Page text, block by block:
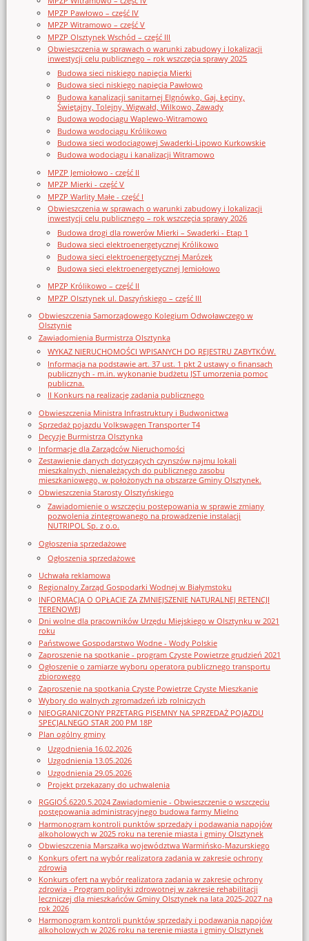
MPZP Pawłowo – część IV
MPZP Witramowo – część V
MPZP Olsztynek Wschód – część III
Obwieszczenia w sprawach o warunki zabudowy i lokalizacji
inwestycji celu publicznego – rok wszczęcia sprawy 2025
Budowa sieci niskiego napięcia Mierki
Budowa sieci niskiego napięcia Pawłowo
Budowa kanalizacji sanitarnej Elgnówko, Gaj, Łęciny,
Świętajny, Tolejny, Wigwałd, Wilkowo, Zawady
Budowa wodociągu Waplewo-Witramowo
Budowa wodociągu Królikowo
Budowa sieci wodociągowej Swaderki-Lipowo Kurkowskie
Budowa wodociągu i kanalizacji Witramowo
MPZP Jemiołowo - część II
MPZP Mierki - część V
MPZP Warlity Małe - część I
Obwieszczenia w sprawach o warunki zabudowy i lokalizacji
inwestycji celu publicznego – rok wszczęcia sprawy 2026
Budowa drogi dla rowerów Mierki – Swaderki - Etap 1
Budowa sieci elektroenergetycznej Królikowo
Budowa sieci elektroenergetycznej Marózek
Budowa sieci elektroenergetycznej Jemiołowo
MPZP Królikowo – część II
MPZP Olsztynek ul. Daszyńskiego – część III
Obwieszczenia Samorządowego Kolegium Odwoławczego w
Olsztynie
Zawiadomienia Burmistrza Olsztynka
WYKAZ NIERUCHOMOŚCI WPISANYCH DO REJESTRU ZABYTKÓW.
Informacja na podstawie art. 37 ust. 1 pkt 2 ustawy o finansach
publicznych - m.in. wykonanie budżetu JST umorzenia pomoc
publiczna.
II Konkurs na realizację zadania publicznego
Obwieszczenia Ministra Infrastruktury i Budwonictwa
Sprzedaż pojazdu Volkswagen Transporter T4
Decyzje Burmistrza Olsztynka
Informacje dla Zarządców Nieruchomości
Zestawienie danych dotyczących czynszów najmu lokali
mieszkalnych, nienależących do publicznego zasobu
mieszkaniowego, w położonych na obszarze Gminy Olsztynek.
Obwieszczenia Starosty Olsztyńskiego
Zawiadomienie o wszczęciu postępowania w sprawie zmiany
pozwolenia zintegrowanego na prowadzenie instalacji
NUTRIPOL Sp. z o.o.
Ogłoszenia sprzedażowe
Ogłoszenia sprzedażowe
Uchwała reklamowa
Regionalny Zarząd Gospodarki Wodnej w Białymstoku
INFORMACJA O OPŁACIE ZA ZMNIEJSZENIE NATURALNEJ RETENCJI
TERENOWEJ
Dni wolne dla pracowników Urzędu Miejskiego w Olsztynku w 2021
roku
Państwowe Gospodarstwo Wodne - Wody Polskie
Zaproszenie na spotkanie - program Czyste Powietrze grudzień 2021
Ogłoszenie o zamiarze wyboru operatora publicznego transportu
zbiorowego
Zaproszenie na spotkania Czyste Powietrze Czyste Mieszkanie
Wybory do walnych zgromadzeń izb rolniczych
NIEOGRANICZONY PRZETARG PISEMNY NA SPRZEDAŻ POJAZDU
SPECJALNEGO STAR 200 PM 18P
Plan ogólny gminy
Uzgodnienia 16.02.2026
Uzgodnienia 13.05.2026
Uzgodnienia 29.05.2026
Projekt przekazany do uchwalenia
RGGIOŚ.6220.5.2024 Zawiadomienie - Obwieszczenie o wszczęciu
postępowania administracyjnego budowa farmy Mielno
Harmonogram kontroli punktów sprzedaży i podawania napojów
alkoholowych w 2025 roku na terenie miasta i gminy Olsztynek
Obwieszczenia Marszałka województwa Warmińsko-Mazurskiego
Konkurs ofert na wybór realizatora zadania w zakresie ochrony
zdrowia
Konkurs ofert na wybór realizatora zadania w zakresie ochrony
zdrowia - Program polityki zdrowotnej w zakresie rehabilitacji
leczniczej dla mieszkańców Gminy Olsztynek na lata 2025-2027 na
rok 2026
Harmonogram kontroli punktów sprzedaży i podawania napojów
alkoholowych w 2026 roku na terenie miasta i gminy Olsztynek